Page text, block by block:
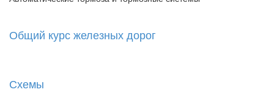
Общий курс железных дорог
Схемы